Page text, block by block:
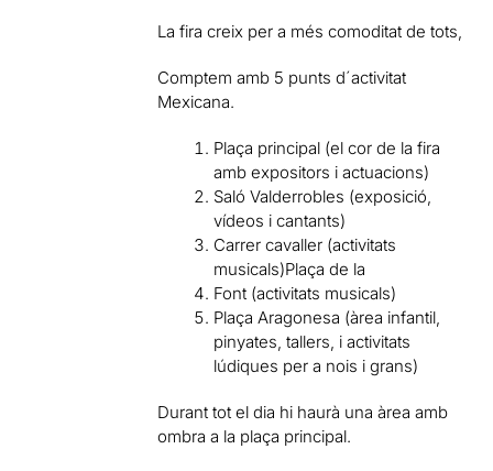
La fira creix per a més comoditat de tots,
Comptem amb 5 punts d´activitat
Mexicana.
Plaça principal (el cor de la fira
amb expositors i actuacions)
Saló Valderrobles (exposició,
vídeos i cantants)
Carrer cavaller (activitats
musicals)Plaça de la
Font (activitats musicals)
Plaça Aragonesa (àrea infantil,
pinyates, tallers, i activitats
lúdiques per a nois i grans)
Durant tot el dia hi haurà una àrea amb
ombra a la plaça principal.